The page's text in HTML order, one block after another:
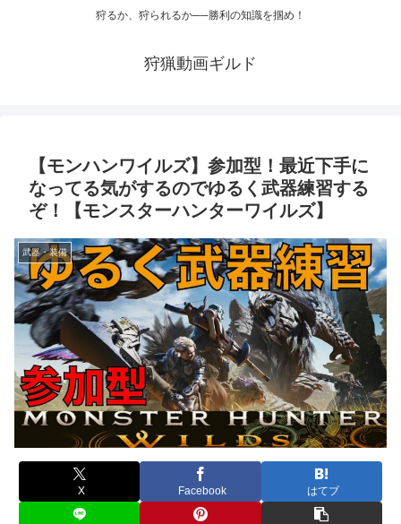
狩るか、狩られるか──勝利の知識を掴め！
狩猟動画ギルド
【モンハンワイルズ】参加型！最近下手に
なってる気がするのでゆるく武器練習する
ぞ！【モンスターハンターワイルズ】
武器・装備
X Facebook はてブ